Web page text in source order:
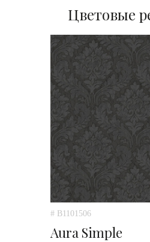
Цветовые
# B1101506
Aura Simple